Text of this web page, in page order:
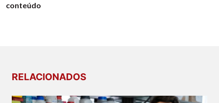
conteúdo
RELACIONADOS